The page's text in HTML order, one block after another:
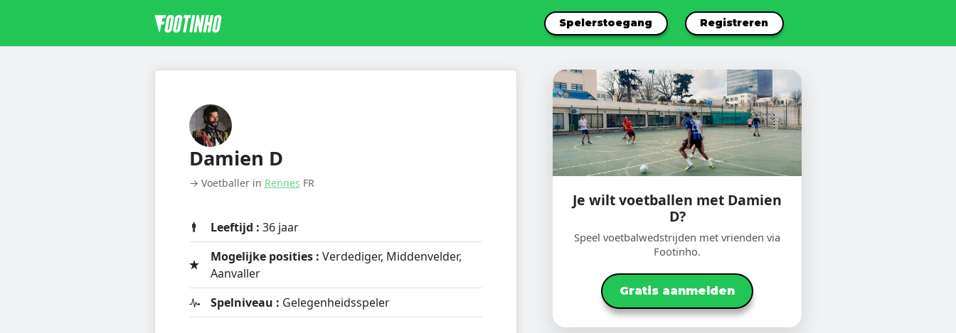
Spelerstoegang Registreren
Damien D
→ Voetballer in Rennes FR
Leeftijd : 36 jaar
Mogelijke posities : Verdediger, Middenvelder,
Aanvaller
Spelniveau : Gelegenheidsspeler
Je wilt voetballen met Damien
D?
Speel voetbalwedstrijden met vrienden via
Footinho.
Gratis aanmelden